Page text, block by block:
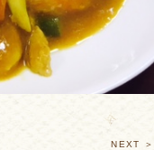
NEXT ＞